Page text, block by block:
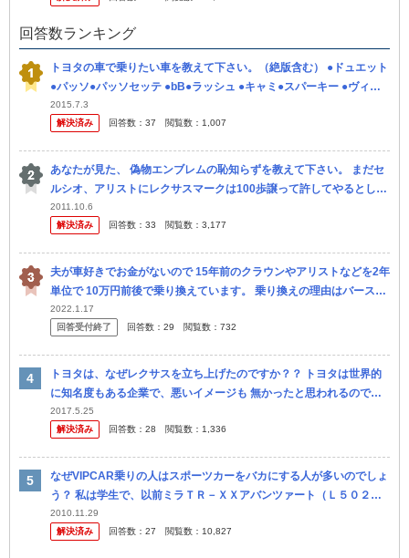
回答数ランキング
トヨタの車で乗りたい車を教えて下さい。（絶版含む） ●ドュエット
●パッソ●パッソセッテ ●bB●ラッシュ ●キャミ●スパーキー ●ヴィッ
ツ●オーリス ●アレックス●カローラランクス●スターレッ...
2015.7.3
解決済み
回答数： 37 閲覧数： 1,007
あなたが見た、 偽物エンブレムの恥知らずを教えて下さい。 まだセ
ルシオ、アリストにレクサスマークは100歩譲って許してやるとし
て・・・ 俺が今日見て笑ったのは プラドにレクサス え～～ただの
プ...
2011.10.6
解決済み
回答数： 33 閲覧数： 3,177
夫が車好きでお金がないので 15年前のクラウンやアリストなどを2年
単位で 10万円前後で乗り換えています。 乗り換えの理由はバースト
寸前だったり 故障が原因です。 また10何年前のプリウスを...
2022.1.17
回答受付終了
回答数： 29 閲覧数： 732
トヨタは、なぜレクサスを立ち上げたのですか？？ トヨタは世界的
に知名度もある企業で、悪いイメージも 無かったと思われるので、
わざわざ歴史の浅い別ブランドが 必要だったのでしょうか？ カムリ
やプ...
2017.5.25
解決済み
回答数： 28 閲覧数： 1,336
なぜVIPCAR乗りの人はスポーツカーをバカにする人が多いのでしょ
う？ 私は学生で、以前ミラＴＲ－ＸＸアバンツァート（Ｌ５０２）
に乗っていました（今は事故で廃車、その後は両親の車を借りてま
す。。） 根
2010.11.29
解決済み
回答数： 27 閲覧数： 10,827